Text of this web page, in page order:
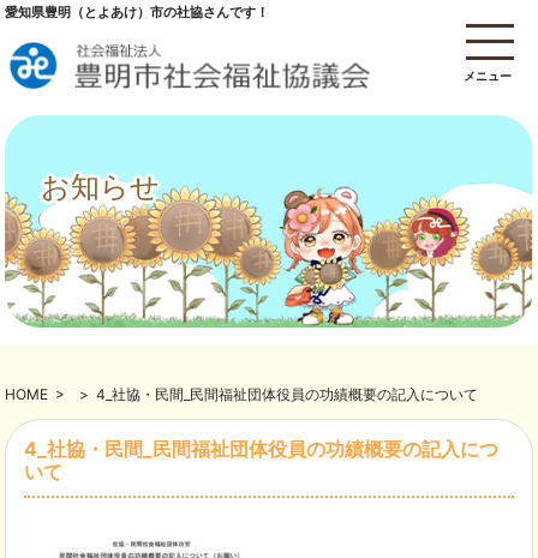
メニュー
愛知県豊明（とよあけ）市の社協さんです！
お知らせ
HOME > > 4_社協・民間_民間福祉団体役員の功績概要の記入について
4_社協・民間_民間福祉団体役員の功績概要の記入につ
いて